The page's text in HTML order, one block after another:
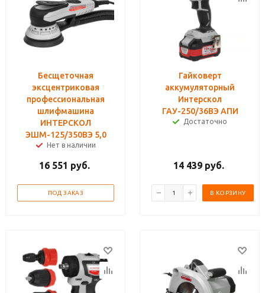
Бесщеточная
эксцентриковая
профессиональная
шлифмашина
ИНТЕРСКОЛ
ЭШМ-125/350ВЭ 5,0
Нет в наличии
16 551 руб.
ПОД ЗАКАЗ
Гайковерт
аккумуляторный
Интерскол
ГАУ-250/36ВЭ АПИ
Достаточно
14 439 руб.
В КОРЗИНУ